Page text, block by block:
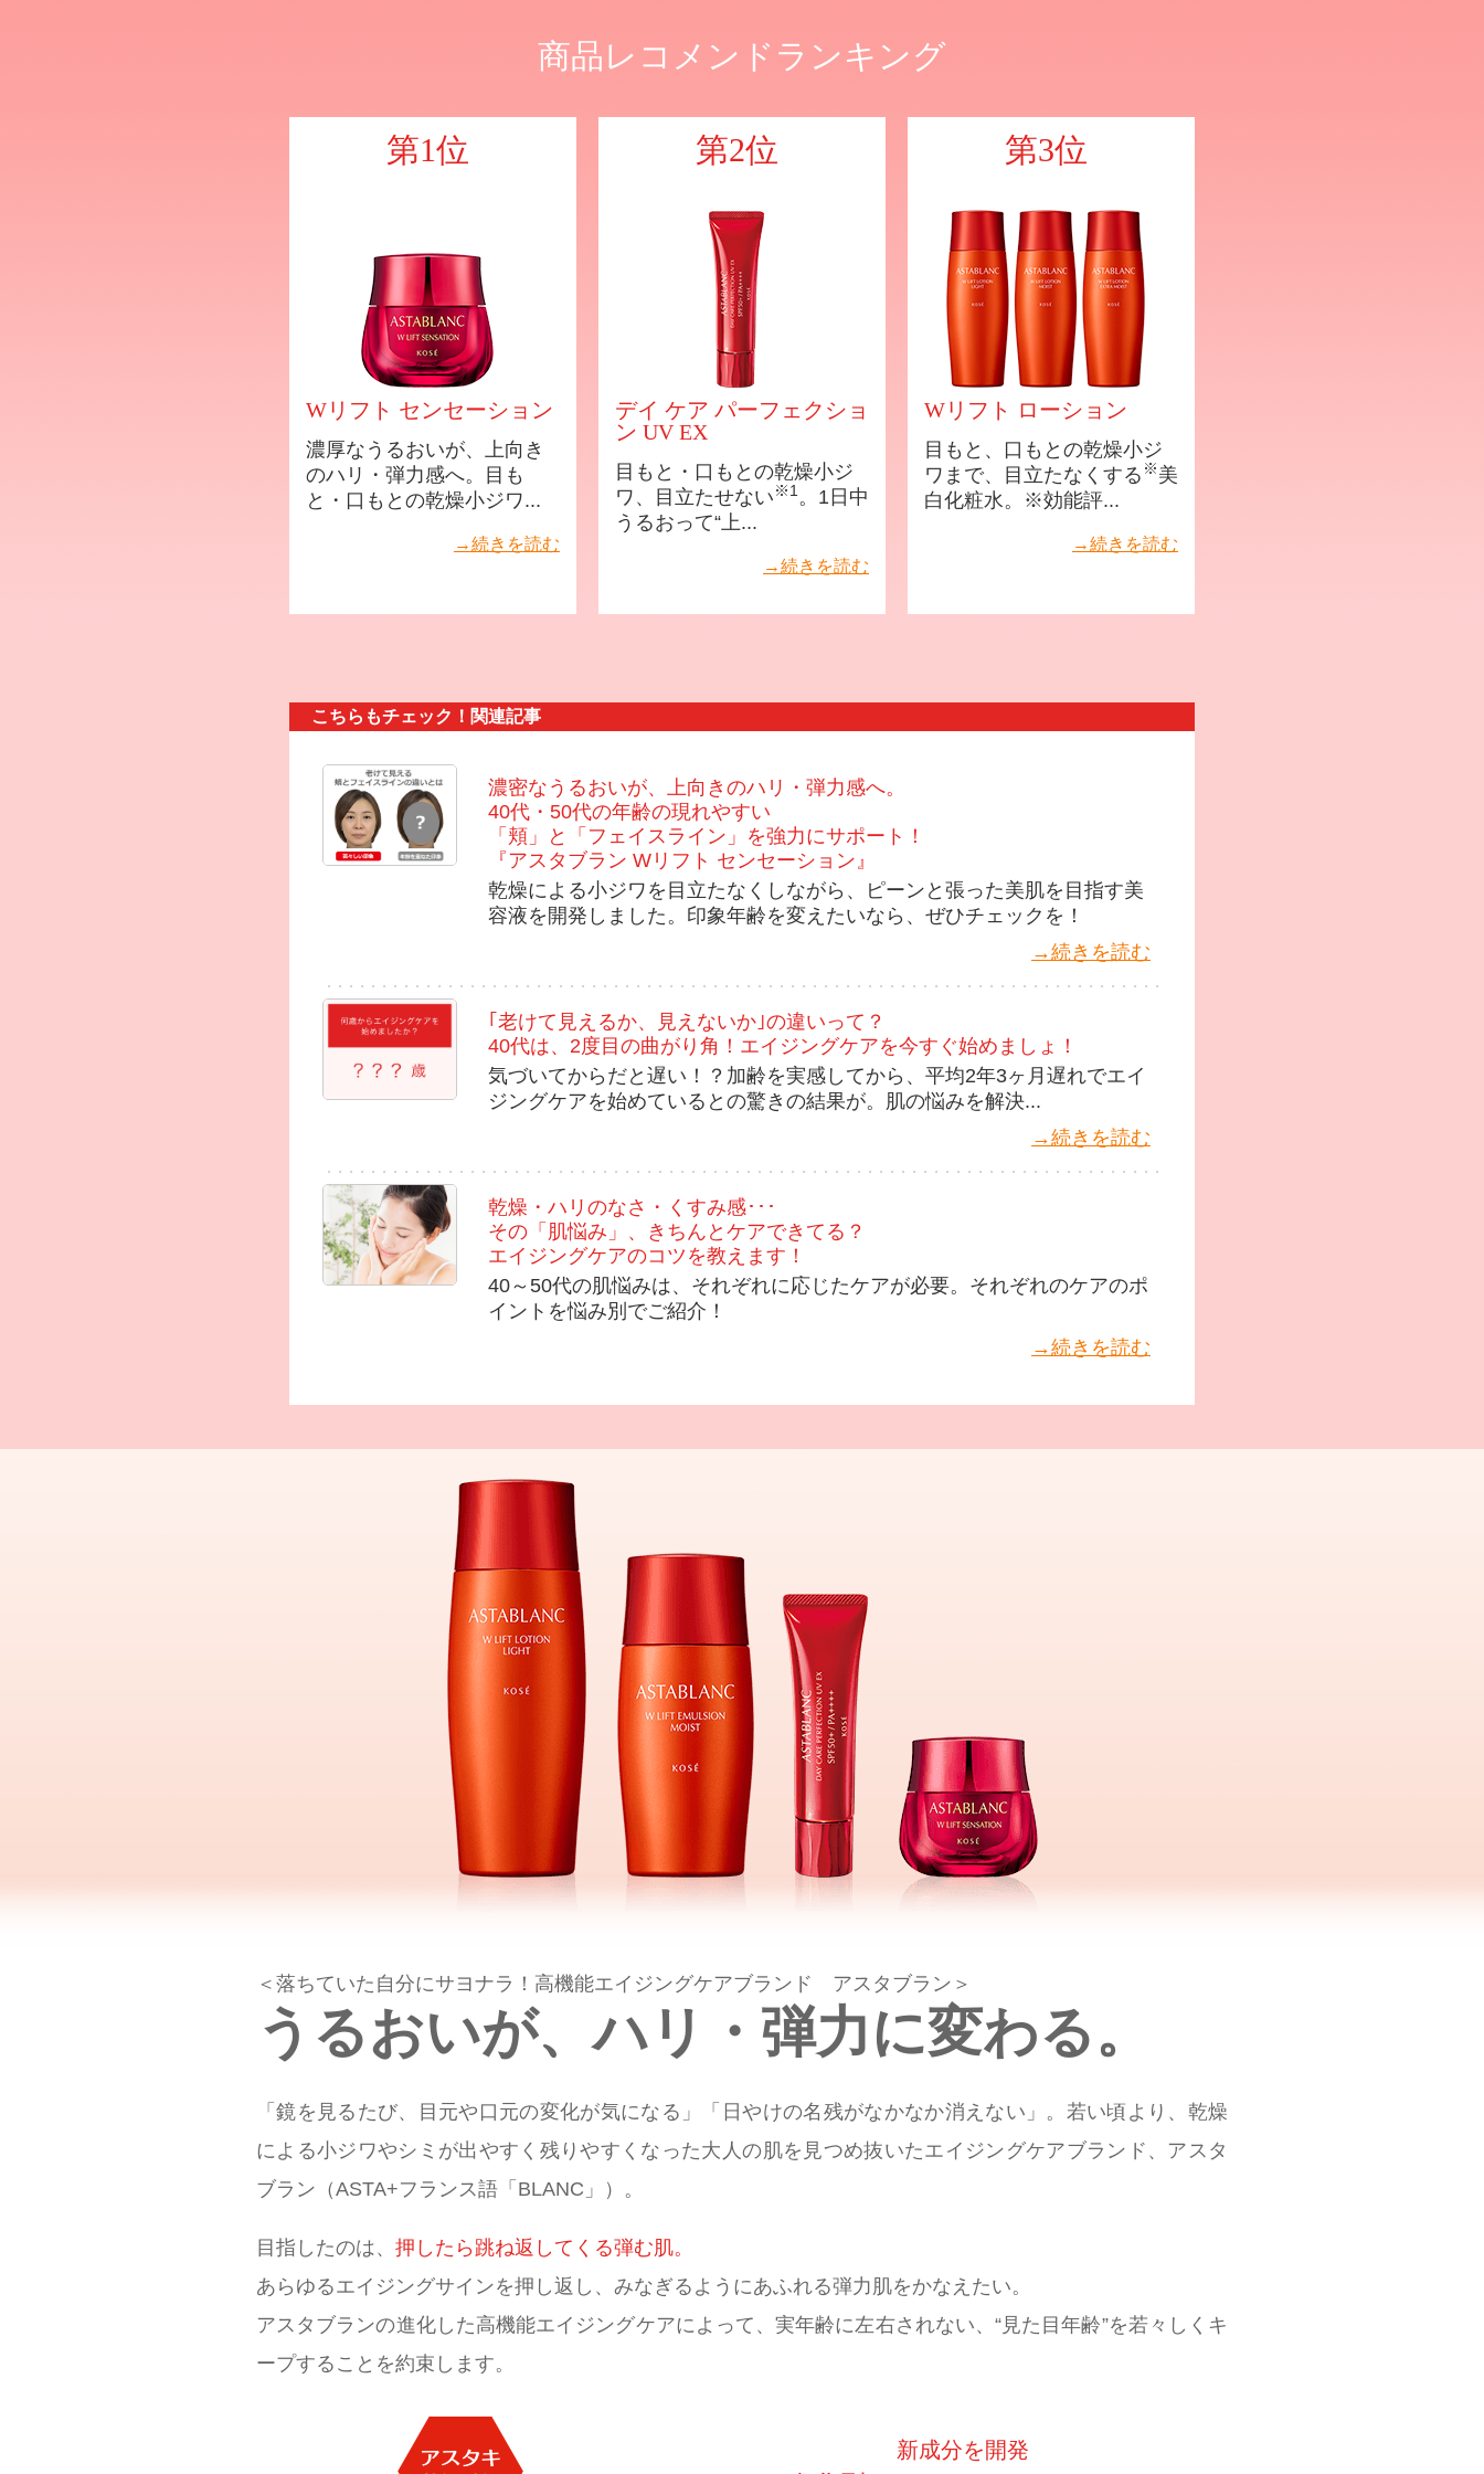
目もと・口もとの乾燥小ジワまで目立たなくする※
薬用クリーム状美容液。
詳しくはこちら
ツイート
商品レコメンドランキング
第1位
Wリフト センセーション
濃厚なうるおいが、上向き
のハリ・弾力感へ。目も
と・口もとの乾燥小ジワ...
→続きを読む
第2位
デイ ケア パーフェクショ
ン UV EX
目もと・口もとの乾燥小ジ
ワ、目立たせない ※1。1日中
うるおって“上...
→続きを読む
第3位
Wリフト ローション
目もと、口もとの乾燥小ジ
ワまで、目立たなくする ※ 美
白化粧水。※効能評...
→続きを読む
こちらもチェック！関連記事
濃密なうるおいが、上向きのハリ・弾力感へ。
40代・50代の年齢の現れやすい
「頬」と「フェイスライン」を強力にサポート！
『アスタブラン Wリフト センセーション』
乾燥による小ジワを目立たなくしながら、ピーンと張った美肌を目指す美
容液を開発しました。印象年齢を変えたいなら、ぜひチェックを！
→続きを読む
｢老けて見えるか、見えないか｣の違いって？
40代は、2度目の曲がり角！エイジングケアを今すぐ始めましょ！
気づいてからだと遅い！？加齢を実感してから、平均2年3ヶ月遅れでエイ
ジングケアを始めているとの驚きの結果が。肌の悩みを解決...
→続きを読む
乾燥・ハリのなさ・くすみ感･･･
その「肌悩み」、きちんとケアできてる？
エイジングケアのコツを教えます！
40～50代の肌悩みは、それぞれに応じたケアが必要。それぞれのケアのポ
イントを悩み別でご紹介！
→続きを読む
＜落ちていた自分にサヨナラ！ 高機能エイジングケアブランド アスタブラン＞
うるおいが、ハリ・弾力に変わる。
「鏡を見るたび、目元や口元の変化が気になる」「日やけの名残がなかなか消えない」。若い頃より、乾燥
による小ジワやシミが出やすく残りやすくなった大人の肌を見つめ抜いたエイジングケアブランド、アスタ
ブラン（ASTA+フランス語「BLANC」）。
目指したのは、 押したら跳ね返してくる弾む肌。
あらゆるエイジングサインを押し返し、みなぎるようにあふれる弾力肌をかなえたい。
アスタブランの進化した高機能エイジングケアによって、実年齢に左右されない、“見た目年齢”を若々しくキ
ープすることを約束します。
新成分を開発